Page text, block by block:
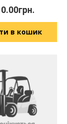
0.00грн.
в кошик